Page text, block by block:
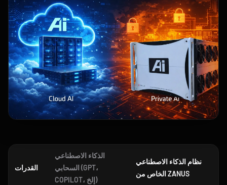
القدرات
الذكاء الاصطناعي
السحابي (GPT،
COPILOT، إلخ)
نظام الذكاء الاصطناعي
الخاص من ZANUS